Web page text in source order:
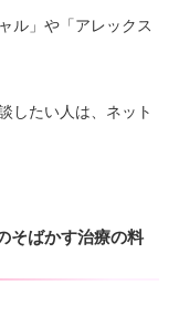
ル」や「アレックス
したい人は、ネット
そばかす治療の料